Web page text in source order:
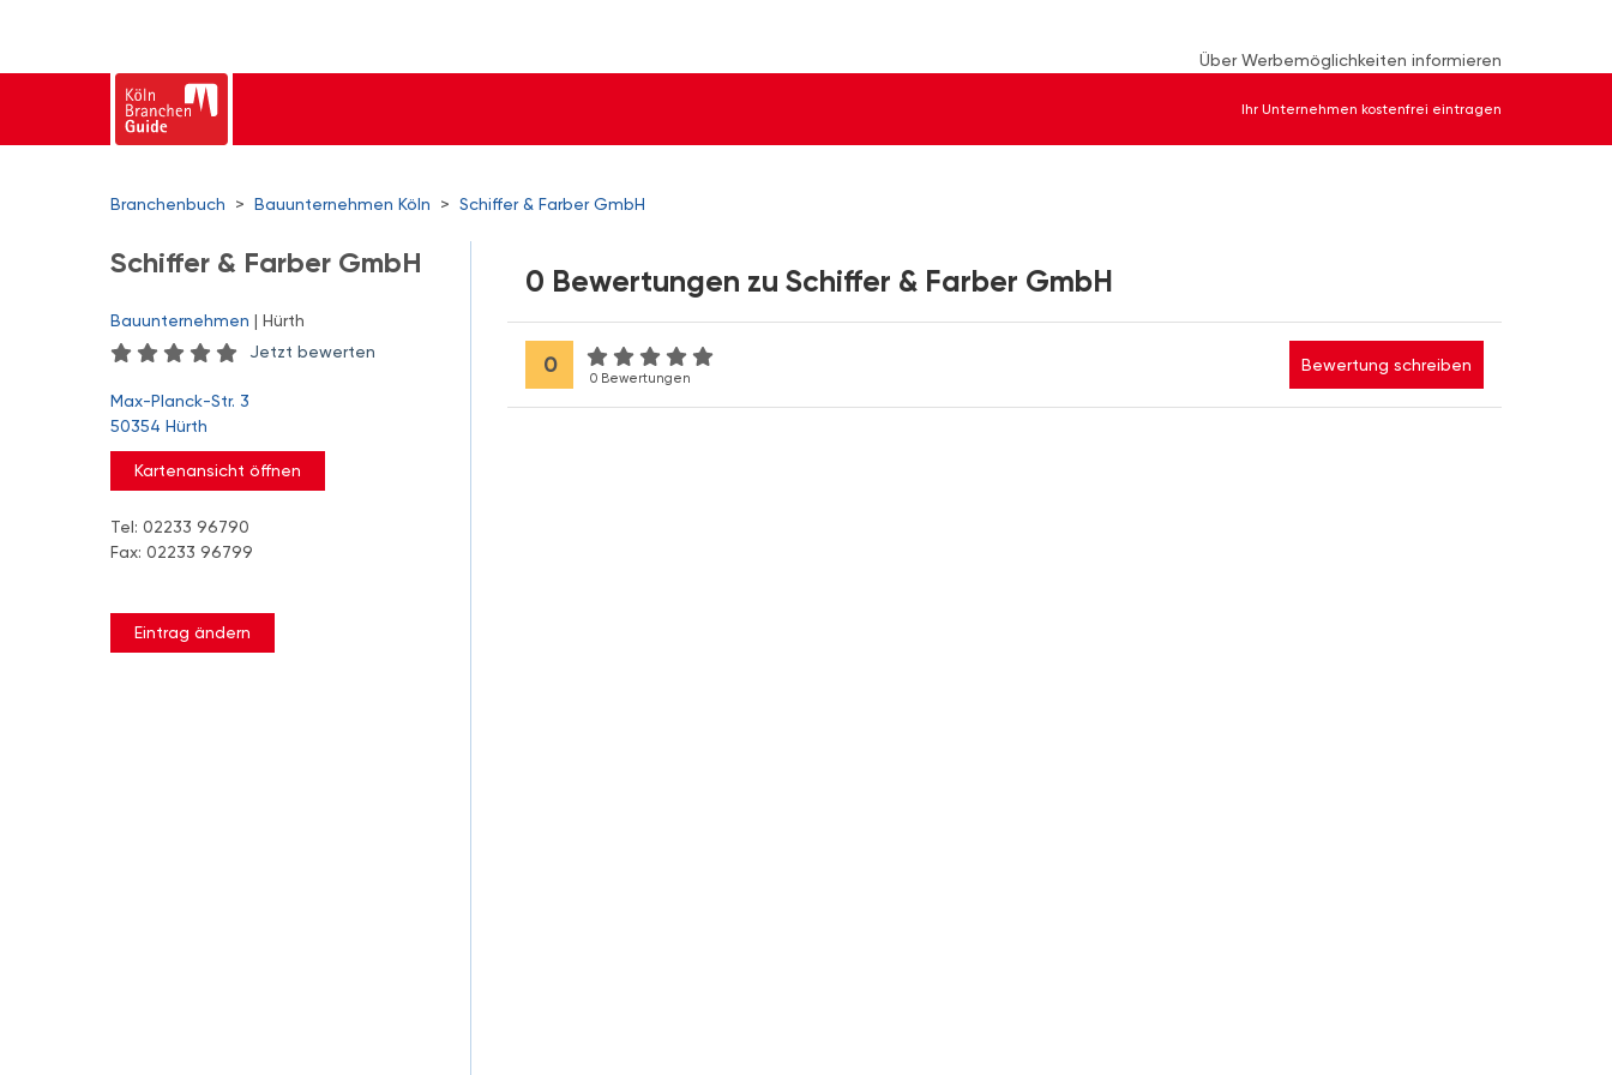
Über Werbemöglichkeiten informieren
Ihr Unternehmen kostenfrei eintragen
Branchenbuch > Bauunternehmen Köln > Schiffer & Farber GmbH
Schiffer & Farber GmbH
Bauunternehmen | Hürth
Jetzt bewerten
Max-Planck-Str. 3
50354 Hürth
Kartenansicht öffnen
Tel: 02233 96790
Fax: 02233 96799
Eintrag ändern
0 Bewertungen zu Schiffer & Farber GmbH
0
0 Bewertungen
Bewertung schreiben